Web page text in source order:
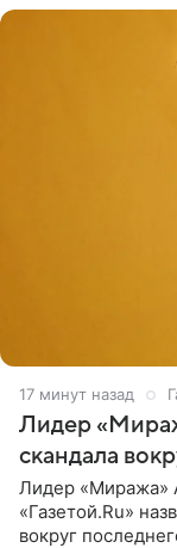
17 минут назад
Лидер
скандала
Лидер «Миража»
«Газетой.Ru»
вокруг